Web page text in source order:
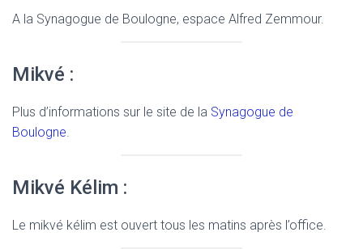
A la Synagogue de Boulogne, espace Alfred Zemmour.
Mikvé :
Plus d’informations sur le site de la Synagogue de
Boulogne.
Mikvé Kélim :
Le mikvé kélim est ouvert tous les matins après l’office.